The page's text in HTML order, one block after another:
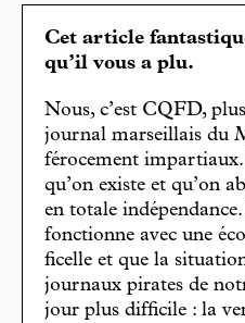
Cet article
qu’il vous a plu.
Nous, c’est CQFD,
journal marseillais du
férocement
qu’on existe et qu’on
en totale indépendance.
fonctionne avec une
ficelle et que la
journaux pirates de
jour plus difficile : la